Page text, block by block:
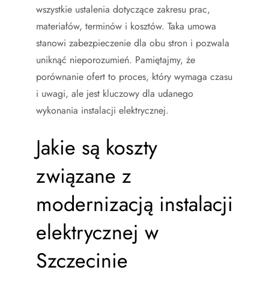
wszystkie ustalenia dotyczące zakresu prac,
materiałów, terminów i kosztów. Taka umowa
stanowi zabezpieczenie dla obu stron i pozwala
uniknąć nieporozumień. Pamiętajmy, że
porównanie ofert to proces, który wymaga czasu
i uwagi, ale jest kluczowy dla udanego
wykonania instalacji elektrycznej.
Jakie są koszty
związane z
modernizacją instalacji
elektrycznej w
Szczecinie